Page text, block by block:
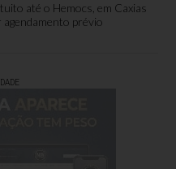
até o Hemocs, em Caxias
prévio